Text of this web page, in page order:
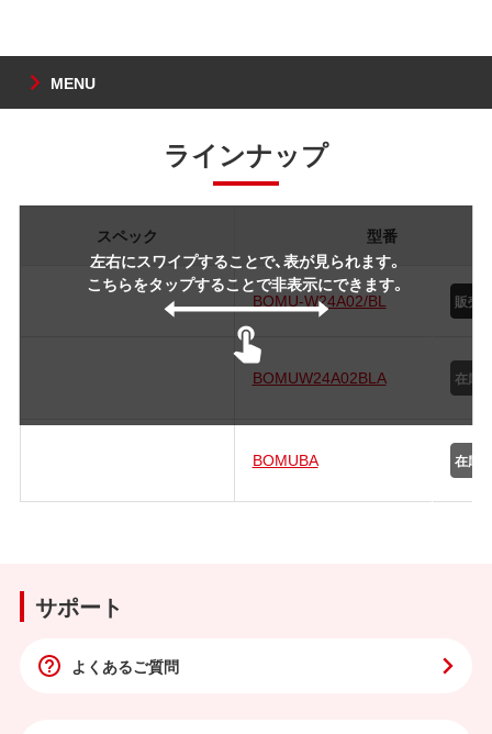
MENU
ラインナップ
左右にスワイプすることで、表が見られます。
こちらをタップすることで非表示にできます。
スペック 型番
BOMU-W24A02/BL
BOMUW24A02BLA
BOMUBA
サポート
よくあるご質問